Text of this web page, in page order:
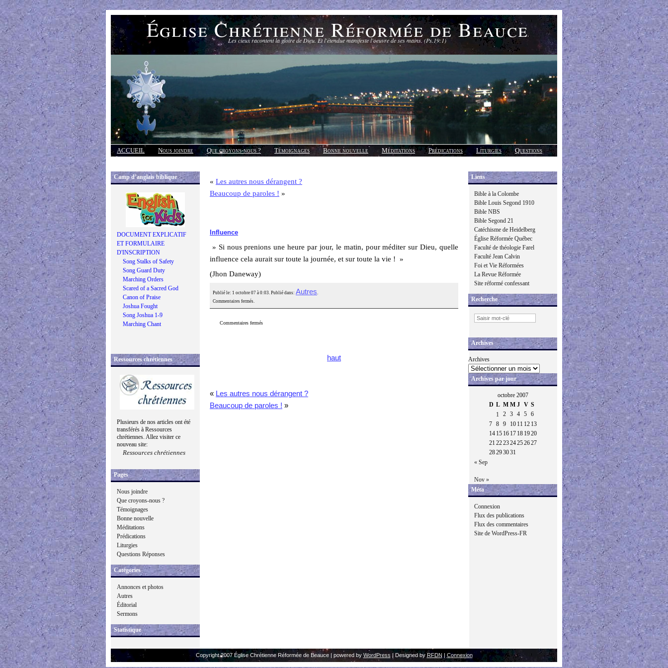
Église Chrétienne Réformée de Beauce
Les cieux racontent la gloire de Dieu. Et l'étendue manifeste l'oeuvre de ses mains. (Ps.19:1)
ACCUEIL Nous joindre Que croyons-nous ? Témoignages Bonne nouvelle Méditations Prédications Liturgies
Questions
Réponses
Camp d’anglais biblique
DOCUMENT EXPLICATIF
ET FORMULAIRE
D'INSCRIPTION
Song Stalks of Safety
Song Guard Duty
Marching Orders
Scared of a Sacred God
Canon of Praise
Joshua Fought
Song Joshua 1-9
Marching Chant
Ressources chrétiennes
Plusieurs de nos articles ont été
transférés à Ressources
chrétiennes. Allez visiter ce
nouveau site:
Ressources chrétiennes
Pages
Nous joindre
Que croyons-nous ?
Témoignages
Bonne nouvelle
Méditations
Prédications
Liturgies
Questions Réponses
Catégories
Annonces et photos
Autres
Éditorial
Sermons
Statistique
« Les autres nous dérangent ?
Beaucoup de paroles ! »
Influence
» Si nous prenions une heure par jour, le matin, pour méditer sur Dieu, quelle
influence cela aurait sur toute la journée, et sur toute la vie ! »
(Jhon Daneway)
Publié le: 1 octobre 07 à 0:03. Publié dans: Autres.
Commentaires fermés.
Commentaires fermés
haut
« Les autres nous dérangent ?
Beaucoup de paroles ! »
Liens
Bible à la Colombe
Bible Louis Segond 1910
Bible NBS
Bible Segond 21
Catéchisme de Heidelberg
Église Réformée Québec
Faculté de théologie Farel
Faculté Jean Calvin
Foi et Vie Réformées
La Revue Réformée
Site réformé confessant
Recherche
Archives
Archives
Archives par jour
octobre 2007
D L M M J V S
1
2 3 4 5
6
7
8 9 10 11 12 13
14 15 16 17 18 1920
21 222324252627
28293031
« Sep
Nov »
Méta
Connexion
Flux des publications
Flux des commentaires
Site de WordPress-FR
Copyright 2007 Église Chrétienne Réformée de Beauce | powered by WordPress | Designed byRFDN | Connexion